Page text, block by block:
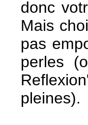
donc
Mais
pas
perles
pleines).